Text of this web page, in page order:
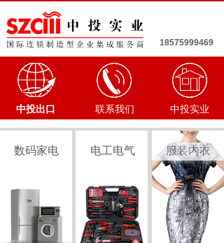
18575999469
中投实业
中投出口 联系我们
电工电气 服装内衣
数码家电